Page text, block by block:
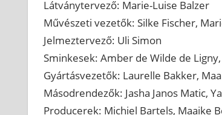
Látványtervező: Marie-Luise Balzer
Művészeti vezetők: Silke Fischer,
Jelmeztervező: Uli Simon
Sminkesek: Amber de Wilde de
Gyártásvezetők: Laurelle Bakker,
Másodrendezők: Jasha Janos Matic,
Producerek: Michiel Bartels, Maaike